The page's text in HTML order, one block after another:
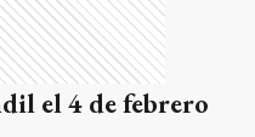
el 4 de febrero